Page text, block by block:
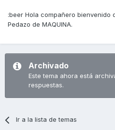
:beer Hola compañero bienvenido
Pedazo de MAQUINA.
Archivado
Este tema ahora está
respuestas.
Ir a la lista de temas